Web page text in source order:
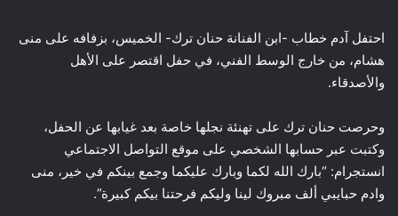
احتفل آدم خطاب -ابن الفنانة حنان ترك- الخميس، بزفافه على منى
هشام، من خارج الوسط الفني، في حفل اقتصر على الأهل
والأصدقاء.
وحرصت حنان ترك على تهنئة نجلها خاصة بعد غيابها عن الحفل،
وكتبت عبر حسابها الشخصي على موقع التواصل الاجتماعي
انستجرام: “بارك الله لكما وبارك عليكما وجمع بينكم في خير، منى
وادم حبايبي ألف مبروك لينا وليكم فرحتنا بيكم كبيرة”.